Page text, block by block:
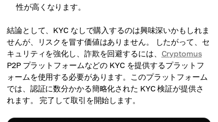
性が高くなります。
結論として、KYC なしで購入するのは興味深いかもしれま
せんが、リスクを冒す価値はありません。 したがって、セ
キュリティを強化し、詐欺を回避するには、 Cryptomus
P2P プラットフォームなどの KYC を提供するプラットフ
ォームを使用する必要があります。このプラットフォーム
では、認証に数分かかる簡略化された KYC 検証が提供さ
れます。 完了して取引を開始します。